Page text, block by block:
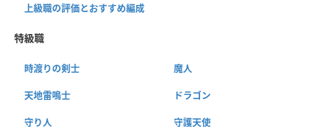
上級職の評価とおすすめ編成
特級職
時渡りの剣士 魔人
天地雷鳴士 ドラゴン
守り人 守護天使